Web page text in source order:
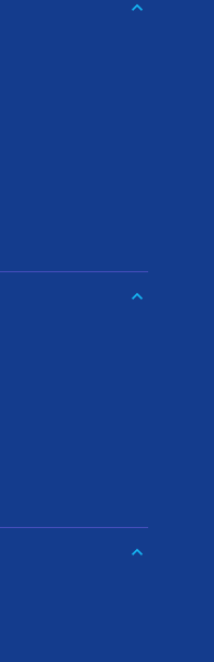
keyboard_arrow_down
keyboard_arrow_down
keyboard_arrow_down